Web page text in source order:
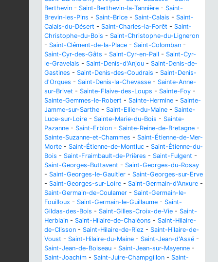
Berthevin - Saint-Berthevin-la-Tannière - Saint-
Brevin-les-Pins - Saint-Brice - Saint-Calais - Saint-
Calais-du-Désert - Saint-Charles-la-Forêt - Saint-
Christophe-du-Bois - Saint-Christophe-du-Ligneron
- Saint-Clément-de-la-Place - Saint-Colomban -
Saint-Cyr-des-Gâts - Saint-Cyr-en-Pail - Saint-Cyr-
le-Gravelais - Saint-Denis-d'Anjou - Saint-Denis-de-
Gastines - Saint-Denis-des-Coudrais - Saint-Denis-
d'Orques - Saint-Denis-la-Chevasse - Sainte-Anne-
sur-Brivet - Sainte-Flaive-des-Loups - Sainte-Foy -
Sainte-Gemmes-le-Robert - Sainte-Hermine - Sainte-
Jamme-sur-Sarthe - Saint-Ellier-du-Maine - Sainte-
Luce-sur-Loire - Sainte-Marie-du-Bois - Sainte-
Pazanne - Saint-Erblon - Sainte-Reine-de-Bretagne -
Sainte-Suzanne-et-Chammes - Saint-Étienne-de-Mer-
Morte - Saint-Étienne-de-Montluc - Saint-Étienne-du-
Bois - Saint-Fraimbault-de-Prières - Saint-Fulgent -
Saint-Georges-Buttavent - Saint-Georges-du-Rosay
- Saint-Georges-le-Gaultier - Saint-Georges-sur-Erve
- Saint-Georges-sur-Loire - Saint-Germain-d'Anxure -
Saint-Germain-de-Coulamer - Saint-Germain-le-
Fouilloux - Saint-Germain-le-Guillaume - Saint-
Gildas-des-Bois - Saint-Gilles-Croix-de-Vie - Saint-
Herblain - Saint-Hilaire-de-Chaléons - Saint-Hilaire-
de-Clisson - Saint-Hilaire-de-Riez - Saint-Hilaire-de-
Voust - Saint-Hilaire-du-Maine - Saint-Jean-d'Assé -
Saint-Jean-de-Boiseau - Saint-Jean-sur-Mayenne -
Saint-Joachim - Saint-Juire-Champgillon - Saint-